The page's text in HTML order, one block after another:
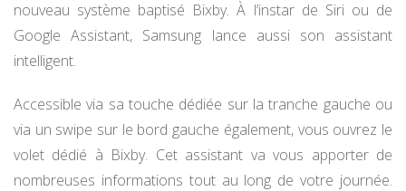
nouveau système baptisé Bixby. À l’instar de Siri ou de
Google Assistant, Samsung lance aussi son assistant
intelligent.
Accessible via sa touche dédiée sur la tranche gauche ou
via un swipe sur le bord gauche également, vous ouvrez le
volet dédié à Bixby. Cet assistant va vous apporter de
nombreuses informations tout au long de votre journée.